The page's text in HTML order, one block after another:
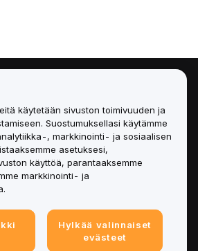
käytetään sivuston toimivuuden ja
Suostumuksellasi käytämme
, markkinointi- ja sosiaalisen
asetuksesi,
käyttöä, parantaaksemme
markkinointi- ja
Hylkää valinnaiset
evästeet